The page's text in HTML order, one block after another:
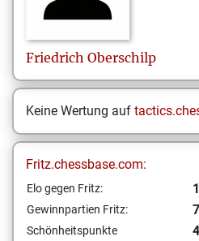
Friedrich Oberschilp
Keine Wertung auf
Fritz.chessbase.com:
Elo gegen Fritz:
Gewinnpartien Fritz: 7
Schönheitspunkte